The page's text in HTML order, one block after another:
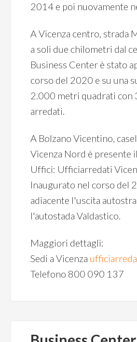
2014 e poi nuovamente
A Vicenza centro, strada
a soli due chilometri dal
Business Center è stato
corso del 2020 e su una
2.000 metri quadrati con
arredati.
A Bolzano Vicentino,
Vicenza Nord è presente
Uffici: Ufficiarredati
Inaugurato nel corso del
adiacente l'uscita
l'autostada Valdastico.
Maggiori dettagli:
Sedi a Vicenza
Telefono 800 090 137